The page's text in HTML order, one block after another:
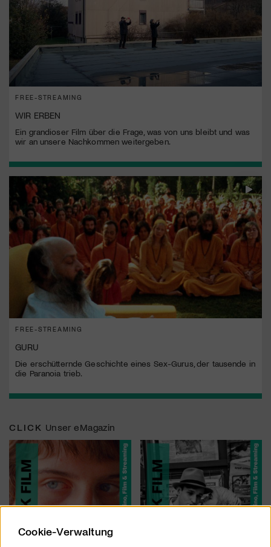
FREE-STREAMING
WIR ERBEN
Ein grandioser Film über die Frage, was von uns bleibt und was
wir an unsere Nachkommen weitergeben.
FREE-STREAMING
GURU
Die erschütternde Geschichte eines Sex-Gurus, der tausende in
die Paranoia trieb.
CLICK Unser eMagazin
Cookie-Verwaltung